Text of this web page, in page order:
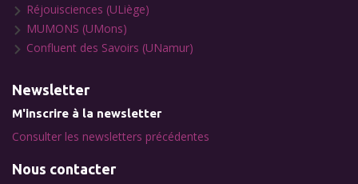
Réjouisciences (ULiège)
MUMONS (UMons)
Confluent des Savoirs (UNamur)
Newsletter
M'inscrire à la newsletter
Consulter les newsletters précédentes
Nous contacter